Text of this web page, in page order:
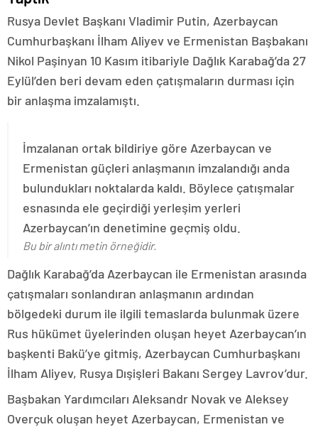
Rusya Devlet Başkanı Vladimir Putin, Azerbaycan
Cumhurbaşkanı İlham Aliyev ve Ermenistan Başbakanı
Nikol Paşinyan 10 Kasım itibariyle Dağlık Karabağ’da 27
Eylül’den beri devam eden çatışmaların durması için
bir anlaşma imzalamıştı.
İmzalanan ortak bildiriye göre Azerbaycan ve
Ermenistan güçleri anlaşmanın imzalandığı anda
bulundukları noktalarda kaldı. Böylece çatışmalar
esnasında ele geçirdiği yerleşim yerleri
Azerbaycan’ın denetimine geçmiş oldu.
Bu bir alıntı metin örneğidir.
Dağlık Karabağ’da Azerbaycan ile Ermenistan arasında
çatışmaları sonlandıran anlaşmanın ardından
bölgedeki durum ile ilgili temaslarda bulunmak üzere
Rus hükümet üyelerinden oluşan heyet Azerbaycan’ın
başkenti Bakü’ye gitmiş, Azerbaycan Cumhurbaşkanı
İlham Aliyev, Rusya Dışişleri Bakanı Sergey Lavrov’dur.
Başbakan Yardımcıları Aleksandr Novak ve Aleksey
Overçuk oluşan heyet Azerbaycan, Ermenistan ve